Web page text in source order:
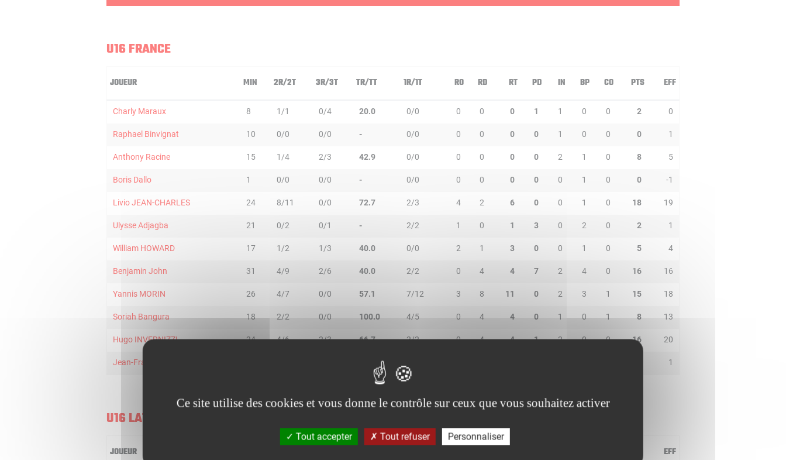
U16 FRANCE
JOUEUR MIN 2R/2T 3R/3T TR/TT 1R/1T RO RD RT PD IN BP CO PTS EFF
Charly Maraux 8 1/1 0/4 20.0 0/0 0 0 0 1 1 0 0 2 0
Raphael Binvignat 10 0/0 0/0 - 0/0 0 0 0 0 1 0 0 0 1
Anthony Racine 15 1/4 2/3 42.9 0/0 0 0 0 0 2 1 0 8 5
Boris Dallo 1 0/0 0/0 - 0/0 0 0 0 0 0 1 0 0 -1
Livio JEAN-CHARLES 24 8/11 0/0 72.7 2/3 4 2 6 0 0 1 0 18 19
Ulysse Adjagba 21 0/2 0/1 - 2/2 1 0 1 3 0 2 0 2 1
William HOWARD 17 1/2 1/3 40.0 0/0 2 1 3 0 0 1 0 5 4
Benjamin John 31 4/9 2/6 40.0 2/2 0 4 4 7 2 4 0 16 16
Yannis MORIN 26 4/7 0/0 57.1 7/12 3 8 11 0 2 3 1 15 18
Soriah Bangura 18 2/2 0/0 100.0 4/5 0 4 4 0 1 0 1 8 13
Hugo INVERNIZZI 24 4/6 2/3 66.7 2/2 0 4 4 1 2 0 0 16 20
Jean-Francois Basileu 1
U16 LATVIA
JOUEUR EFF
Ce site utilise des cookies et vous donne le contrôle sur ceux que vous souhaitez activer
Tout accepter Tout refuser Personnaliser